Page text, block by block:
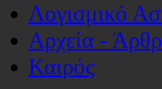
Λογισμικό
Αρχεία -
Καιρός